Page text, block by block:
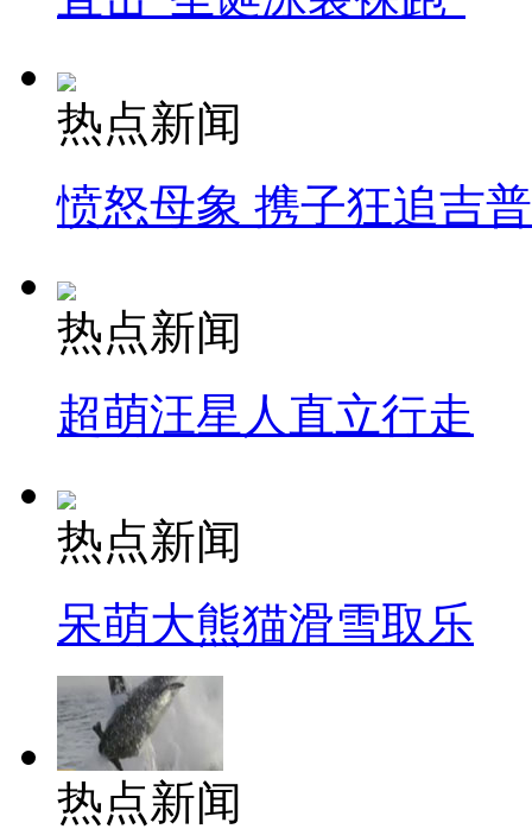
热点新闻
愤怒母象 携子狂追吉
热点新闻
超萌汪星人直立行走
热点新闻
呆萌大熊猫滑雪取乐
热点新闻